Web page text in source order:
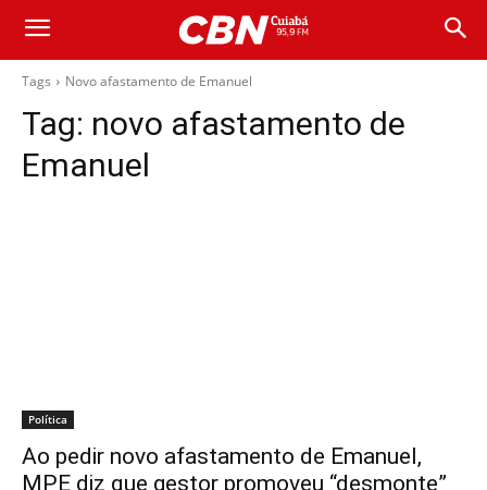
Tags Novo afastamento de Emanuel
Tag: novo afastamento de
Emanuel
Política
Ao pedir novo afastamento de Emanuel,
MPE diz que gestor promoveu “desmonte”